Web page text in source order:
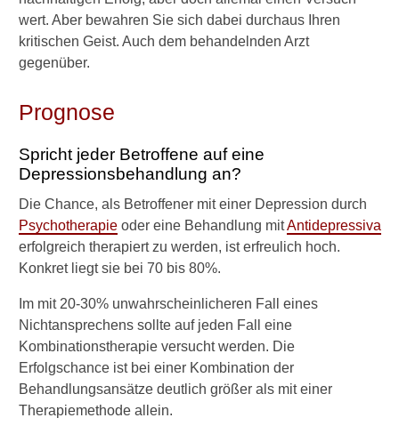
wert. Aber bewahren Sie sich dabei durchaus Ihren
kritischen Geist. Auch dem behandelnden Arzt
gegenüber.
Prognose
Spricht jeder Betroffene auf eine
Depressionsbehandlung an?
Die Chance, als Betroffener mit einer Depression durch
Psychotherapie oder eine Behandlung mitAntidepressiva
erfolgreich therapiert zu werden, ist erfreulich hoch.
Konkret liegt sie bei 70 bis 80%.
Im mit 20-30% unwahrscheinlicheren Fall eines
Nichtansprechens sollte auf jeden Fall eine
Kombinationstherapie versucht werden. Die
Erfolgschance ist bei einer Kombination der
Behandlungsansätze deutlich größer als mit einer
Therapiemethode allein.
i
h
A
n
e
i
h
e
n
a
i
n
d
d